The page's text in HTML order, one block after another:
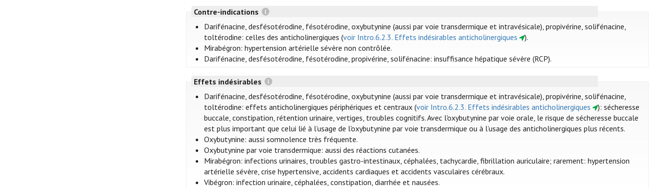
Contre-indications
Darifénacine, desfésotérodine, fésotérodine, oxybutynine (aussi par voie transdermique et intravésicale), propivérine, solifénacine,
toltérodine: celles des anticholinergiques (voir Intro.6.2.3. Effets indésirables anticholinergiques
).
Mirabégron: hypertension artérielle sévère non contrôlée.
Darifénacine, desfésotérodine, fésotérodine, propivérine, solifénacine: insuffisance hépatique sévère (RCP).
Effets indésirables
Darifénacine, desfésotérodine, fésotérodine, oxybutynine (aussi par voie transdermique et intravésicale), propivérine, solifénacine,
toltérodine: effets anticholinergiques périphériques et centraux (voir Intro.6.2.3. Effets indésirables anticholinergiques
): sécheresse
buccale, constipation, rétention urinaire, vertiges, troubles cognitifs. Avec l'oxybutynine par voie orale, le risque de sécheresse buccale
est plus important que celui lié à l’usage de l'oxybutynine par voie transdermique ou à l’usage des anticholinergiques plus récents.
Oxybutynine: aussi somnolence très fréquente.
Oxybutynine par voie transdermique: aussi des réactions cutanées.
Mirabégron: infections urinaires, troubles gastro-intestinaux, céphalées, tachycardie, fibrillation auriculaire; rarement: hypertension
artérielle sévère, crise hypertensive, accidents cardiaques et accidents vasculaires cérébraux.
Vibégron: infection urinaire, céphalées, constipation, diarrhée et nausées.